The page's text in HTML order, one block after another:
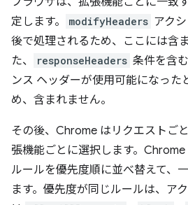
定します。
modifyHeaders アク
後で処理されるため、ここには含
た、
responseHeaders 条件を含
ンス ヘッダーが使用可能になった
め、含まれません。
その後、Chrome はリクエストご
張機能ごとに選択します。
ルールを優先度順に並べ替えて、
ます。優先度が同じルールは、ア